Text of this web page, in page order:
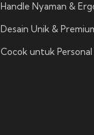
Handle Nyaman &
Desain Unik &
Cocok untuk